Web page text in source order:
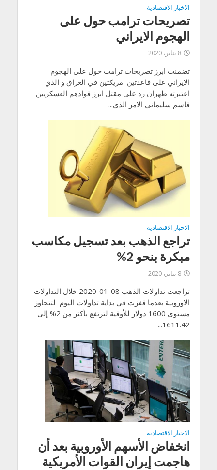
الاخبار الاقتصادية
تصريحات ترامب حول على
الهجوم الايراني
8 يناير، 2020
تضمنت ابرز تصريحات ترامب حول على الهجوم
الايراني على قاعدتين امريكتين في العراق و الذي
اعتبرته طهران رد على مقتل ابرز قوادهم العسكريين
قاسم سليماني الامر الذي...
الاخبار الاقتصادية
تراجع الذهب بعد تسجيل مكاسب
مبكرة بنحو 2%
8 يناير، 2020
تراجعت تداولات الذهب 08-01-2020 خلال التداولات
الاوروبية بعدما قفزت في بداية تداولات اليوم لتتجاوز
مستوى 1600 دولار للأوقية لترتفع بأكثر من 2% إلى
1611.42...
الاخبار الاقتصادية
انخفاض الأسهم الأوروبية بعد أن
هاجمت إيران القوات الأمريكية